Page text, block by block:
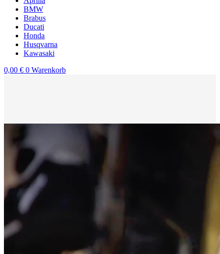
BMW
Brabus
Ducati
Honda
Husqvarna
Kawasaki
0,00 € 0 Warenkorb
Fischer Tyres